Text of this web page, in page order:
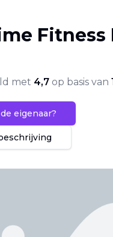
Fitness
met 4,7 op basis van
eigenaar?